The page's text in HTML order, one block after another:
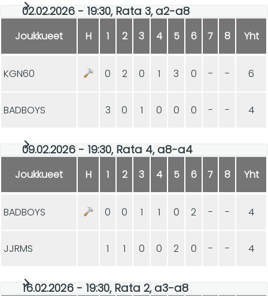
02.02.2026 - 19:30, Rata 3, a2-a8
Joukkueet H 1 2 3 4 5 6 7 8 Yht
KGN60 0 2 0 1 3 0 - - 6
BADBOYS 3 0 1 0 0 0 - - 4
09.02.2026 - 19:30, Rata 4, a8-a4
Joukkueet H 1 2 3 4 5 6 7 8 Yht
BADBOYS 0 0 1 1 0 2 - - 4
JJRMS 1 1 0 0 2 0 - - 4
16.02.2026 - 19:30, Rata 2, a3-a8